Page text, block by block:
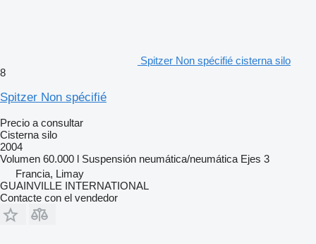
Spitzer Non spécifié cisterna silo
8
Spitzer Non spécifié
Precio a consultar
Cisterna silo
2004
Volumen 60.000 l Suspensión neumática/neumática Ejes 3
Francia, Limay
GUAINVILLE INTERNATIONAL
Contacte con el vendedor